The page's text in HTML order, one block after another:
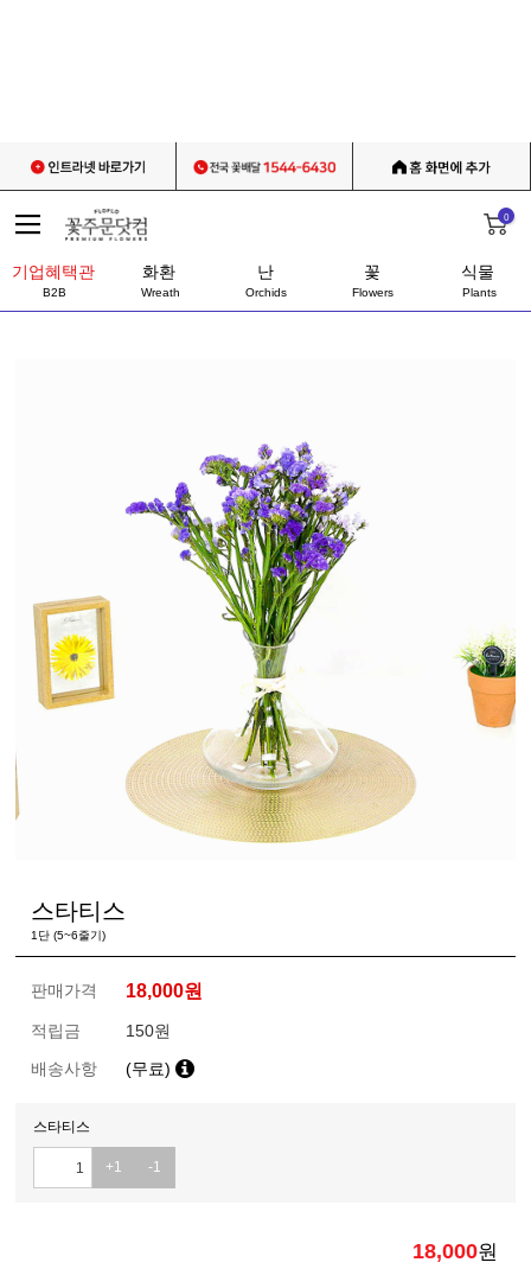
0
기업혜택관
B2B
화환
Wreath
난
Orchids
꽃
Flowers
식물
Plants
스타티스
1단 (5~6줄기)
판매가격 18,000원
적립금
150원
배송사항
(무료)
스타티스
+1 -1
18,000원